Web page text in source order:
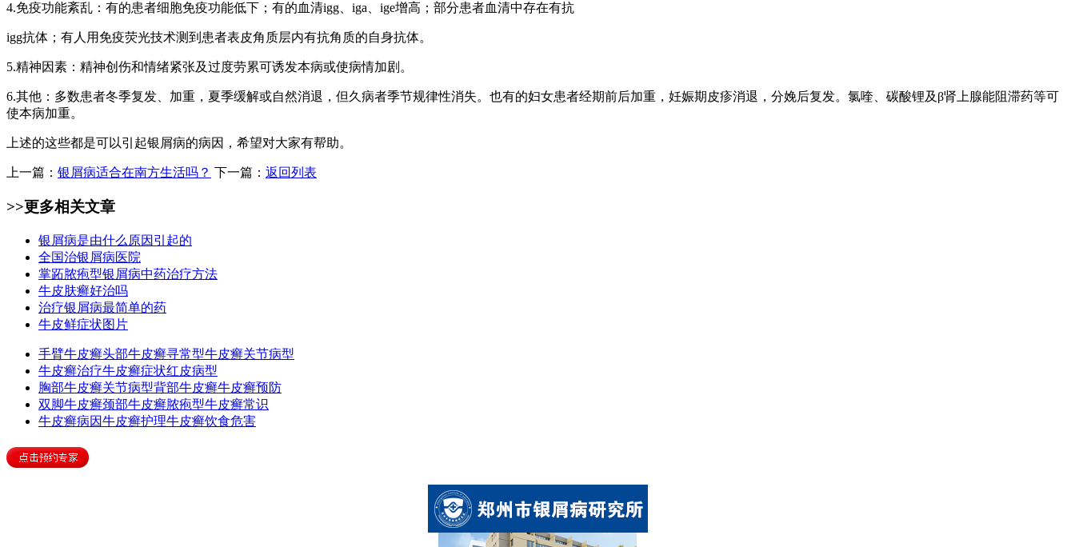
4.免疫功能紊乱：有的患者细胞免疫功能低下；有的血清igg、iga、ige增高；部分患者血清中存在有抗
igg抗体；有人用免疫荧光技术测到患者表皮角质层内有抗角质的自身抗体。
5.精神因素：精神创伤和情绪紧张及过度劳累可诱发本病或使病情加剧。
6.其他：多数患者冬季复发、加重，夏季缓解或自然消退，但久病者季节规律性消失。也有的妇女患者经期前后加重，妊娠期皮疹消退，分娩后复发。氯喹、碳酸锂及β肾上腺能阻滞药等可
使本病加重。
上述的这些都是可以引起银屑病的病因，希望对大家有帮助。
上一篇： 银屑病适合在南方生活吗？ 下一篇： 返回列表
>>更多相关文章
银屑病是由什么原因引起的
全国治银屑病医院
掌跖脓疱型银屑病中药治疗方法
牛皮肤癣好治吗
治疗银屑病最简单的药
牛皮鲜症状图片
手臂牛皮癣头部牛皮癣寻常型牛皮癣关节病型
牛皮癣治疗牛皮癣症状红皮病型
胸部牛皮癣关节病型背部牛皮癣牛皮癣预防
双脚牛皮癣颈部牛皮癣脓疱型牛皮癣常识
牛皮癣病因牛皮癣护理牛皮癣饮食危害